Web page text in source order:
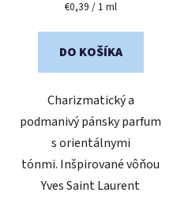
5
Jednotková
€0,39 / 1 ml
DO KOŠÍKA
Charizmatický a
podmanivý pánsky parfum
s orientálnymi
tónmi. Inšpirované vôňou
Yves Saint Laurent